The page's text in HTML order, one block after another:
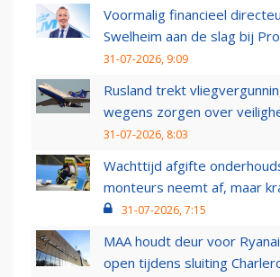
Voormalig financieel
Swelheim aan de slag bij
31-07-2026, 9:09
Rusland trekt
wegens zorgen over
31-07-2026, 8:03
Wachttijd afgifte
monteurs neemt af, maar
31-07-2026, 7:15
MAA houdt deur voor
open tijdens sluiting